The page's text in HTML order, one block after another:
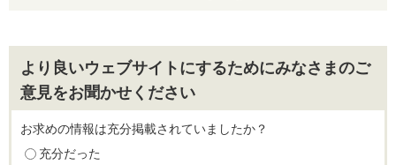
より良いウェブサイトにするためにみなさまのご
意見をお聞かせください
お求めの情報は充分掲載されていましたか？
充分だった